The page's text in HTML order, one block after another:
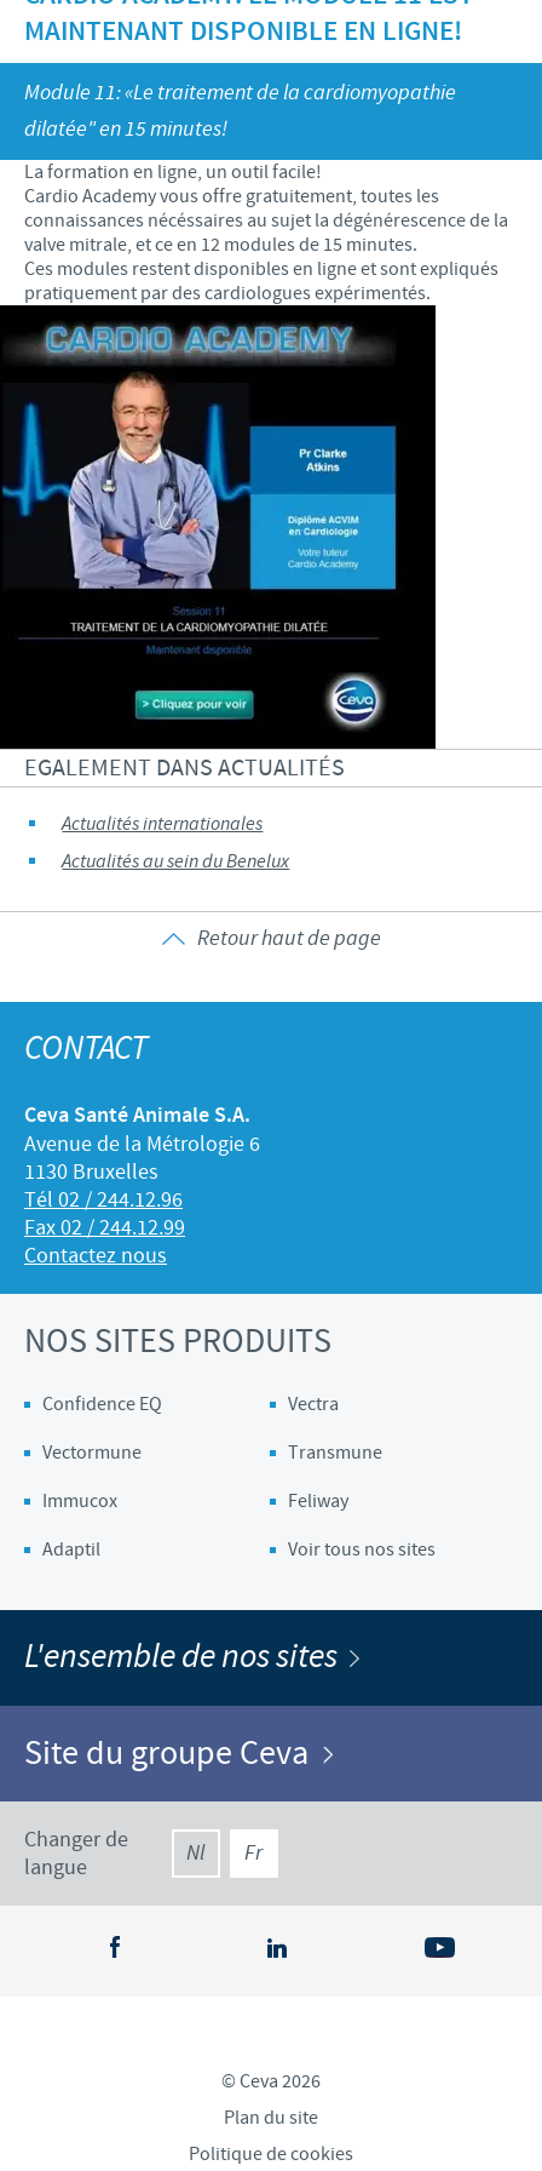
Notre mission
Recherche et développement
Production
Bovins-Ovins-Caprins
Volailles
Contributions
Partenariats commerciaux et scientifiques
ACTUALITÉS
Actualités internationales
Actualités au sein du Benelux
OFFRES D'EMPLOI
Offres d'emploi internationales
Offres d'emploi au sein du Benelux
CONTACT
MAINTENANT DISPONIBLE EN LIGNE!
Module 11: «Le traitement de la cardiomyopathie
dilatée" en 15 minutes!
La formation en ligne, un outil facile!
Cardio Academy vous offre gratuitement, toutes les
connaissances nécéssaires au sujet la dégénérescence de la
valve mitrale, et ce en 12 modules de 15 minutes.
Ces modules restent disponibles en ligne et sont expliqués
pratiquement par des cardiologues expérimentés.
EGALEMENT DANS ACTUALITÉS
Actualités internationales
Actualités au sein du Benelux
Retour haut de page
CONTACT
Ceva Santé Animale S.A.
Avenue de la Métrologie 6
1130 Bruxelles
Tél 02 / 244.12.96
Fax 02 / 244.12.99
Contactez nous
NOS SITES PRODUITS
Confidence EQ
Vectra
Vectormune
Transmune
Immucox
Feliway
Adaptil
Voir tous nos sites
L'ensemble de nos sites
Site du groupe Ceva
Changer de
langue
Nl Fr
© Ceva 2026
Plan du site
Politique de cookies